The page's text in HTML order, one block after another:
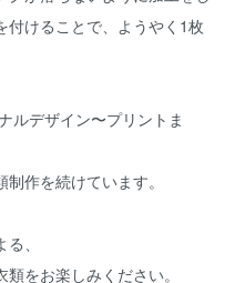
付けることで、ようやく1枚
ルデザイン〜プリントま
作を続けています。
、
をお楽しみください。